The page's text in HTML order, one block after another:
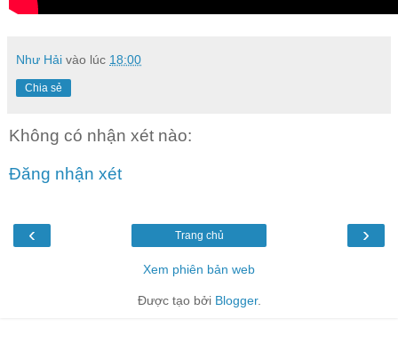
Như Hải vào lúc 18:00
Chia sẻ
Không có nhận xét nào:
Đăng nhận xét
‹ ›
Trang chủ
Xem phiên bản web
Được tạo bởi Blogger.